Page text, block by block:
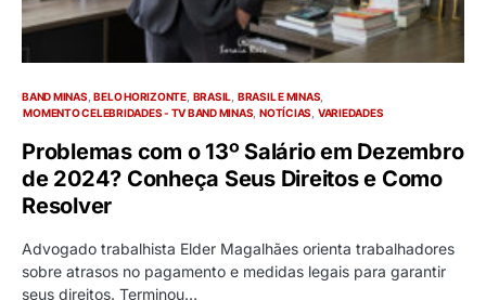
BAND MINAS BELO HORIZONTE BRASIL BRASIL E MINAS
MOMENTO CELEBRIDADES - TV BAND MINAS NOTÍCIAS VARIEDADES
Problemas com o 13º Salário em Dezembro
de 2024? Conheça Seus Direitos e Como
Resolver
Advogado trabalhista Elder Magalhães orienta trabalhadores
sobre atrasos no pagamento e medidas legais para garantir
seus direitos. Terminou…